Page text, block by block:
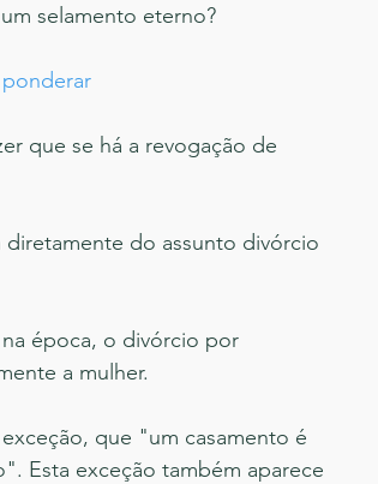
selamento eterno?
que se há a revogação de
do assunto divórcio
na época, o divórcio por
a mulher.
que "um casamento é
Esta exceção também aparece